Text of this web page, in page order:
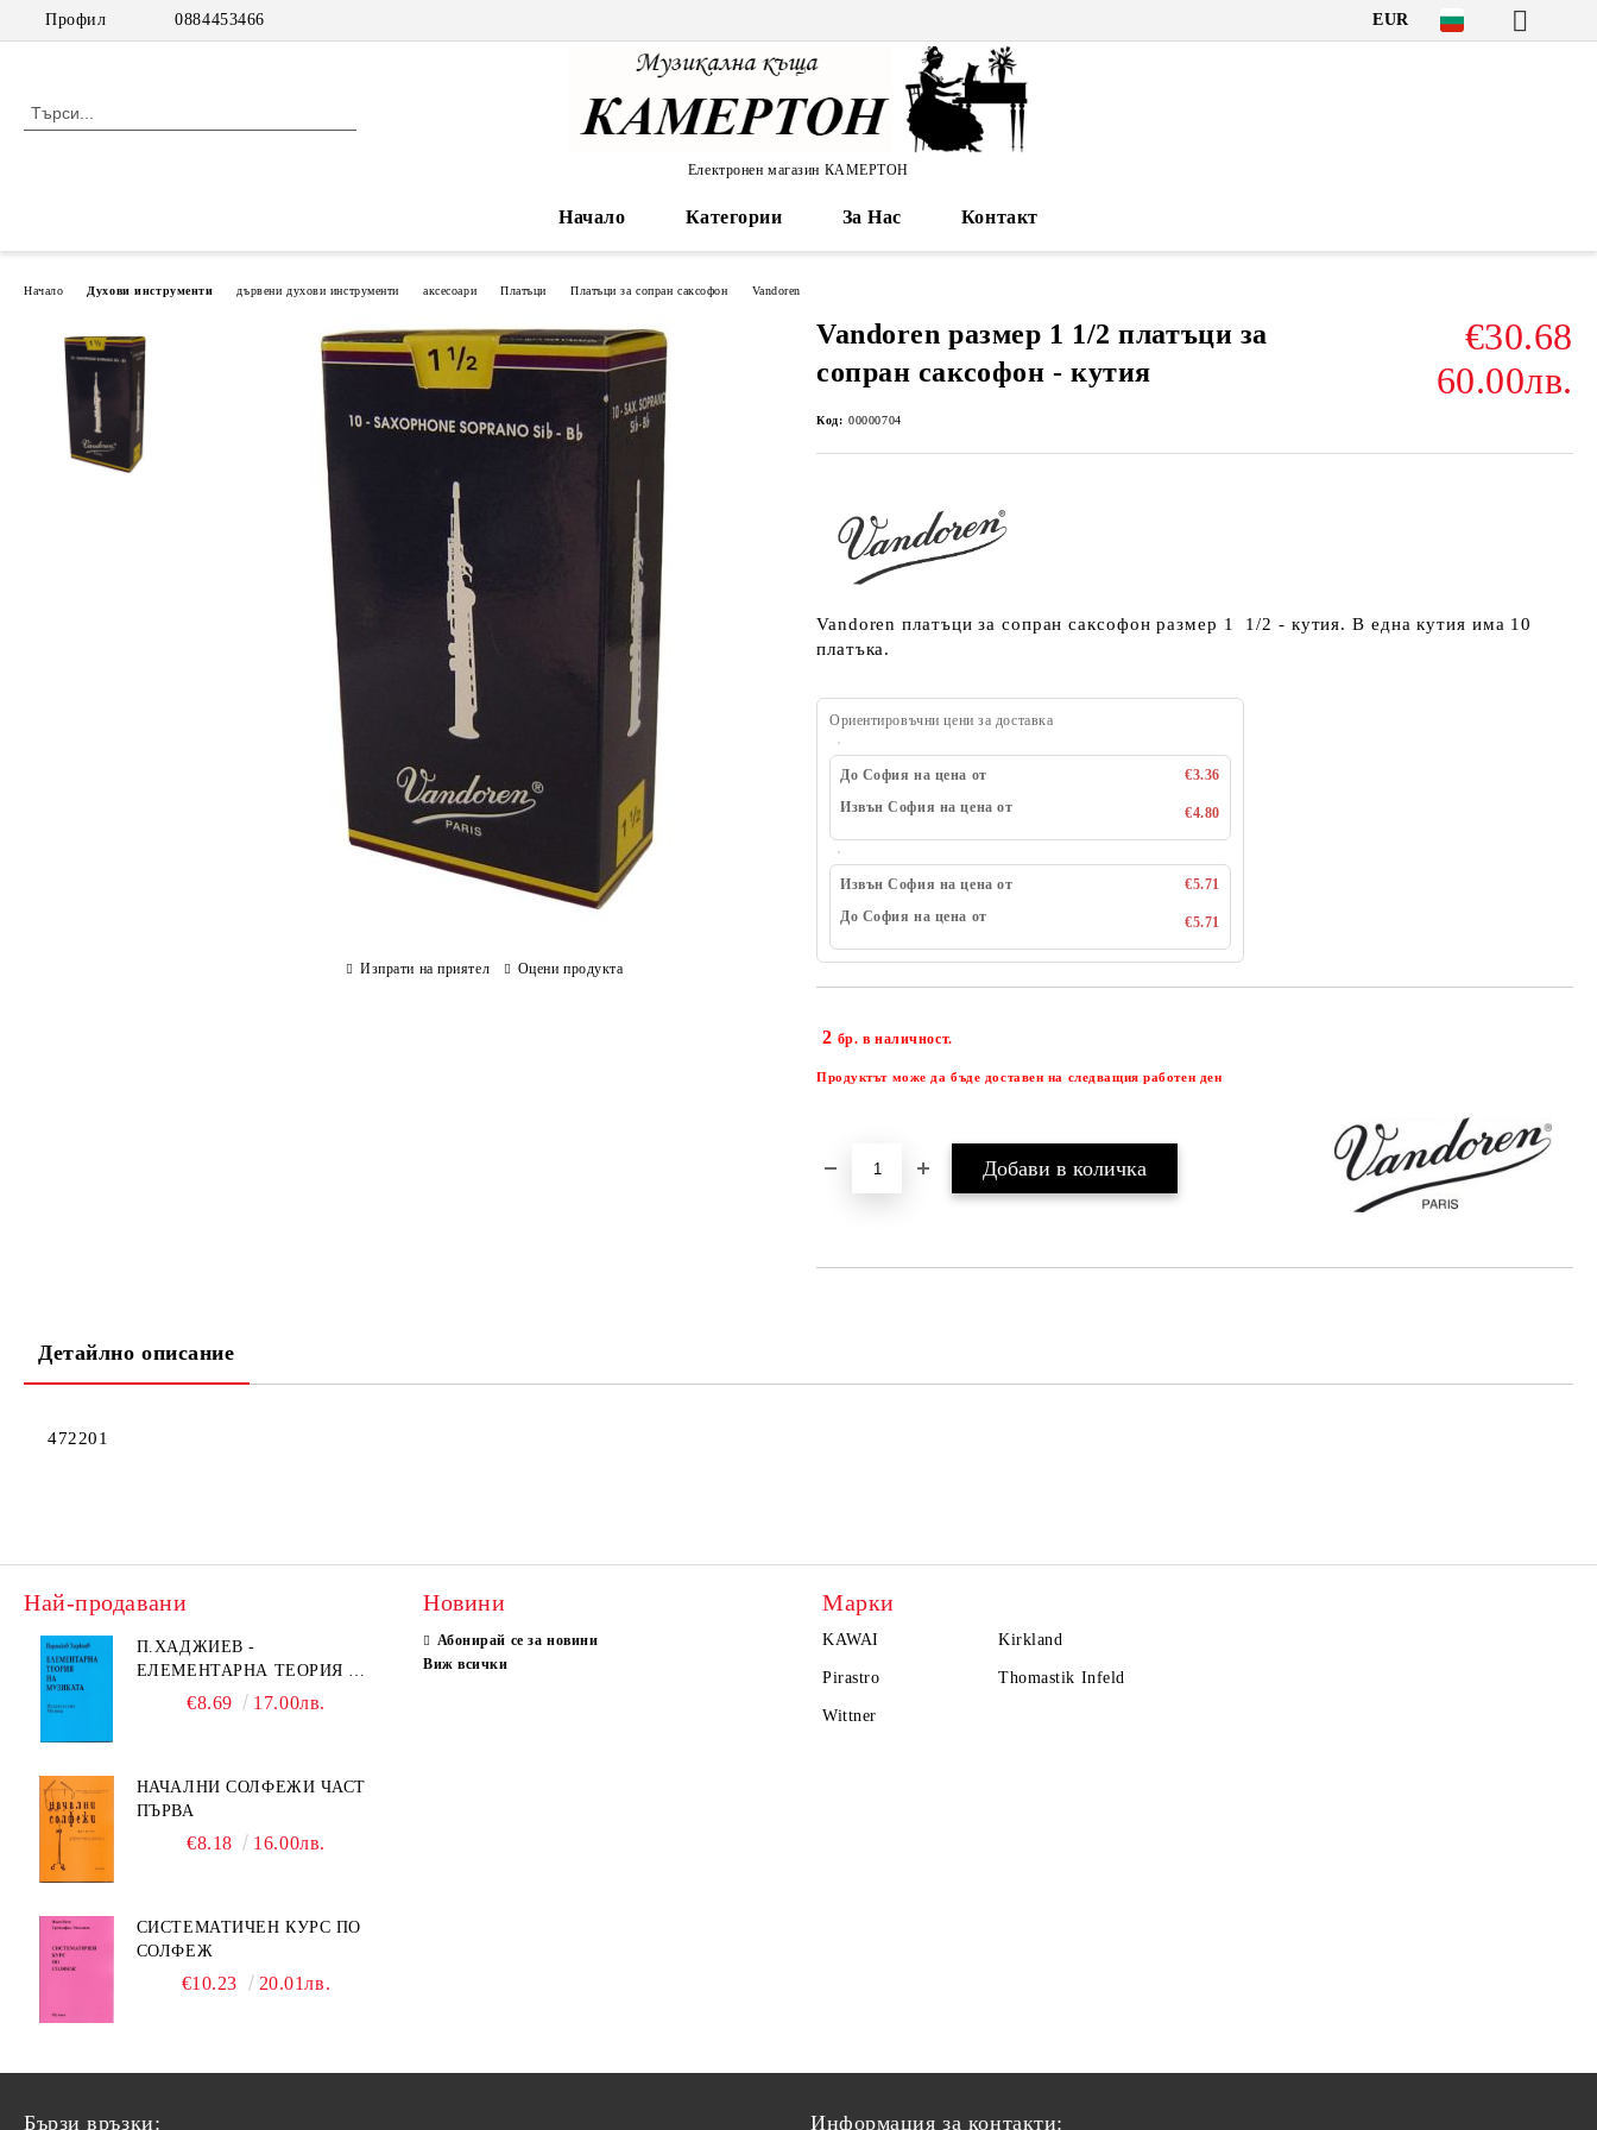
Профил 0884453466 EUR
Електронен магазин КАМЕРТОН
Начало Категории За Нас Контакт
Начало Духови инструменти дървени духови инструменти аксесоари Платъци Платъци за сопран саксофон Vandoren
Vandoren размер 1 1/2 платъци за
сопран саксофон - кутия
€30.68
60.00лв.
Код: 00000704
Vandoren платъци за сопран саксофон размер 1 1/2 - кутия. В една кутия има 10
платъка.
Ориентировъчни цени за доставка
До София на цена от
€3.36
Извън София на цена от
€4.80
Извън София на цена от
€5.71
До София на цена от
€5.71
2 бр. в наличност.
Продуктът може да бъде доставен на следващия работен ден
Изпрати на приятел Оцени продукта
Детайлно описание
472201
Най-продавани
П.ХАДЖИЕВ -
ЕЛЕМЕНТАРНА ТЕОРИЯ НА
МУЗИКАТА
€8.69 17.00лв.
НАЧАЛНИ СОЛФЕЖИ ЧАСТ
ПЪРВА
€8.18 16.00лв.
СИСТЕМАТИЧЕН КУРС ПО
СОЛФЕЖ
€10.23 20.01лв.
Новини
Абонирай се за новини
Виж всички
Марки
KAWAI Kirkland
Pirastro Thomastik Infeld
Wittner
Бързи връзки: Информация за контакти: